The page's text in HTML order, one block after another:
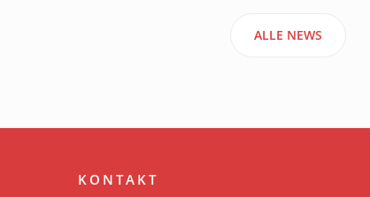
ALLE NEWS
KONTAKT